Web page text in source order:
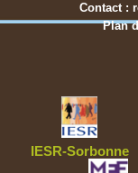
Contact :
Plan
IESR-Sorbonne